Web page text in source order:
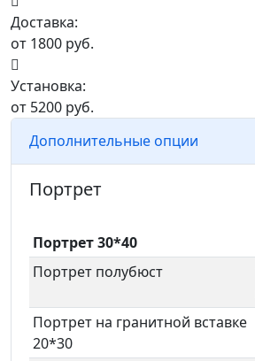
Доставка:
от 1800 руб.
Установка:
от 5200 руб.
Дополнительные опции
Портрет
Портрет 30*40
Портрет полубюст
Портрет на гранитной вставке
20*30